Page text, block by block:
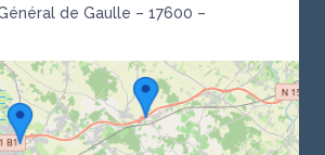
de Gaulle – 17600 –